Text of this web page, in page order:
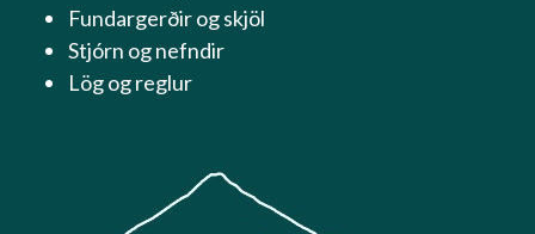
Fundargerðir og skjöl
Stjórn og nefndir
Lög og reglur